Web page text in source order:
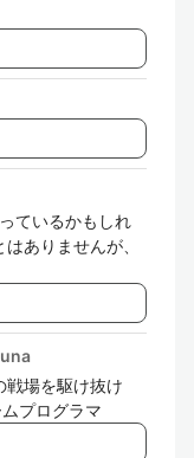
ているかもしれ
ありませんが、
戦場を駆け抜け
プログラマ